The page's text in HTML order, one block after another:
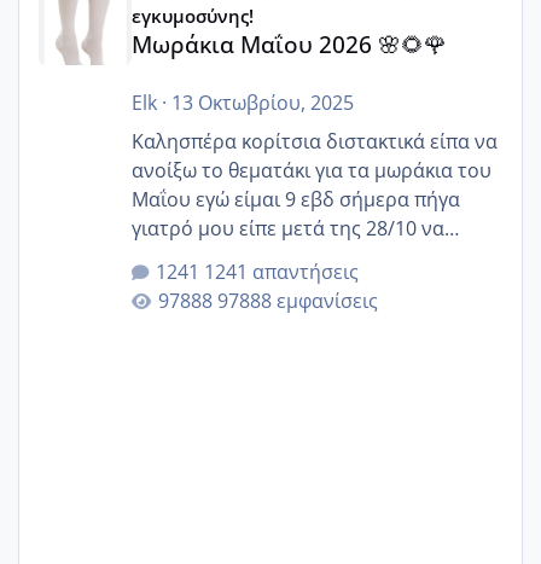
εγκυμοσύνης!
Μωράκια Μαΐου 2026 🌸🌻🌹
Elk· 13 Οκτωβρίου, 2025
Καλησπέρα κορίτσια διστακτικά είπα να
ανοίξω το θεματάκι για τα μωράκια του
Μαΐου εγώ είμαι 9 εβδ σήμερα πήγα
γιατρό μου είπε μετά της 28/10 να
κλείσω ραντεβού για την αυχενική είναι
καμιά άλλη κοπέλα να γεννάει Μάιο ;;
1241 απαντήσεις
97888 εμφανίσεις